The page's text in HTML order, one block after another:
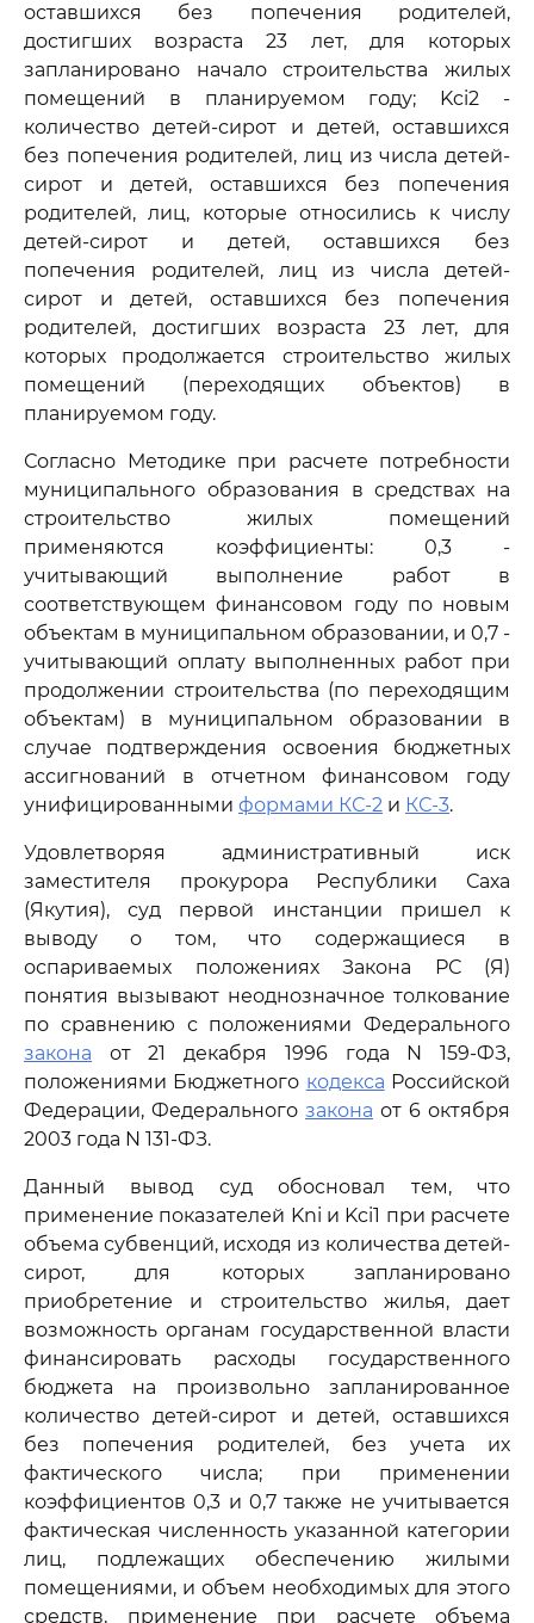
оставшихся без попечения родителей,
достигших возраста 23 лет, для которых
запланировано начало строительства жилых
помещений в планируемом году; Kci2 -
количество детей-сирот и детей, оставшихся
без попечения родителей, лиц из числа детей-
сирот и детей, оставшихся без попечения
родителей, лиц, которые относились к числу
детей-сирот и детей, оставшихся без
попечения родителей, лиц из числа детей-
сирот и детей, оставшихся без попечения
родителей, достигших возраста 23 лет, для
которых продолжается строительство жилых
помещений (переходящих объектов) в
планируемом году.
Согласно Методике при расчете потребности
муниципального образования в средствах на
строительство жилых помещений
применяются коэффициенты: 0,3 -
учитывающий выполнение работ в
соответствующем финансовом году по новым
объектам в муниципальном образовании, и 0,7 -
учитывающий оплату выполненных работ при
продолжении строительства (по переходящим
объектам) в муниципальном образовании в
случае подтверждения освоения бюджетных
ассигнований в отчетном финансовом году
унифицированными формами КС-2 и КС-3.
Удовлетворяя административный иск
заместителя прокурора Республики Саха
(Якутия), суд первой инстанции пришел к
выводу о том, что содержащиеся в
оспариваемых положениях Закона РС (Я)
понятия вызывают неоднозначное толкование
по сравнению с положениями Федерального
закона от 21 декабря 1996 года N 159-ФЗ,
положениями Бюджетного кодекса Российской
Федерации, Федерального закона от 6 октября
2003 года N 131-ФЗ.
Данный вывод суд обосновал тем, что
применение показателей Kni и Kci1 при расчете
объема субвенций, исходя из количества детей-
сирот, для которых запланировано
приобретение и строительство жилья, дает
возможность органам государственной власти
финансировать расходы государственного
бюджета на произвольно запланированное
количество детей-сирот и детей, оставшихся
без попечения родителей, без учета их
фактического числа; при применении
коэффициентов 0,3 и 0,7 также не учитывается
фактическая численность указанной категории
лиц, подлежащих обеспечению жилыми
помещениями, и объем необходимых для этого
средств, применение при расчете объема